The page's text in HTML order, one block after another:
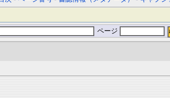
ページ